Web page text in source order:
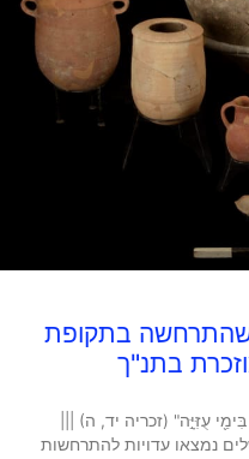
שהתרחשה בתקופת
בתנ"ך
עֻזִּיָּ֣ה" (זכריה יד, ה) |||
נמצאו עדויות להתרחשות